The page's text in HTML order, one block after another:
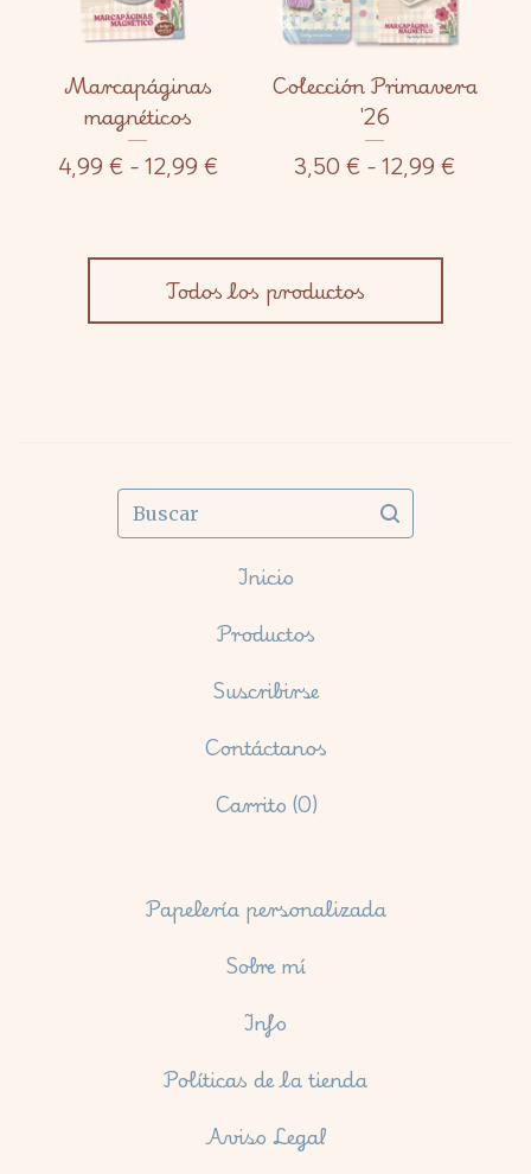
Marcapáginas
magnéticos
4,99 €- 12,99 €
Colección Primavera
'26
3,50 € - 12,99 €
Todos los productos
Buscar
Inicio
Productos
Suscribirse
Contáctanos
Carrito (0)
Papelería personalizada
Sobre mí
Info
Políticas de la tienda
Aviso Legal